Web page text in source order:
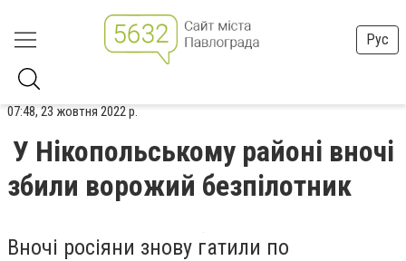
Рус
07:48, 23 жовтня 2022 р.
У Нікопольському районі вночі
збили ворожий безпілотник
Вночі росіяни знову гатили по